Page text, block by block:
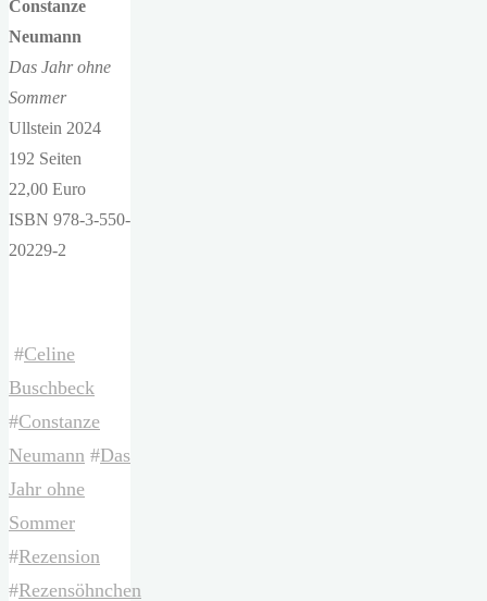
Constanze
Neumann
Das Jahr ohne
Sommer
Ullstein 2024
192 Seiten
22,00 Euro
ISBN 978-3-550-
20229-2
#Celine
Buschbeck
#Constanze
Neumann #Das
Jahr ohne
Sommer
#Rezension
#Rezensöhnchen